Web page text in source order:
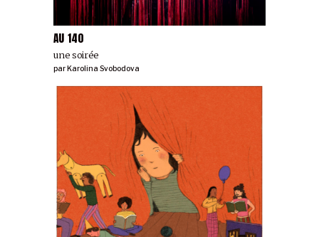
AU 140
une soirée
parKarolina Svobodova